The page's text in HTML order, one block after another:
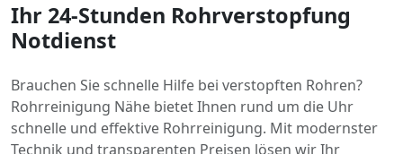
Ihr 24-Stunden Rohrverstopfung
Notdienst
Brauchen Sie schnelle Hilfe bei verstopften Rohren?
Rohrreinigung Nähe bietet Ihnen rund um die Uhr
schnelle und effektive Rohrreinigung. Mit modernster
Technik und transparenten Preisen lösen wir Ihr